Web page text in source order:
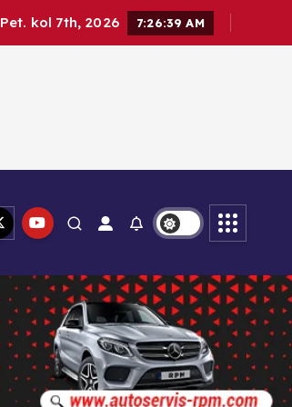
Pet. kol 7th, 2026 7:26:40 AM